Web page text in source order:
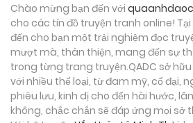
Chào mừng bạn đến với
cho các tín đồ truyện tranh online!
đến cho bạn một trải nghiệm đọc
mượt mà, thân thiện, mang đến sự
trong từng trang truyện.QADC sở
với nhiều thể loại, từ đam mỹ, cổ đại,
phiêu lưu, kinh dị cho đến hài hước,
không, chắc chắn sẽ đáp ứng mọi sở